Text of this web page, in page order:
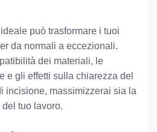
può trasformare i tuoi
da normali a eccezionali.
dei materiali, le
e gli effetti sulla chiarezza del
incisione, massimizzerai sia la
tuo lavoro.